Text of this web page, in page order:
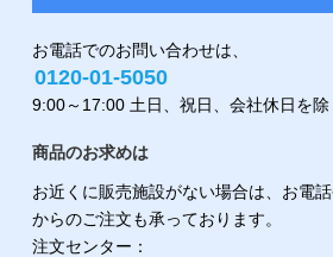
お電話でのお問い合わせは、
0120-01-5050
9:00～17:00 土日、祝日、会社休日を除
商品のお求めは
お近くに販売施設がない場合は、お電
からのご注文も承っております。
注文センター：